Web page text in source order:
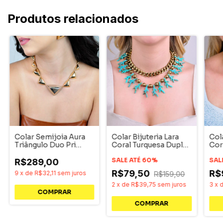
Produtos relacionados
Colar Semijoia Aura
Triângulo Duo Pri
R$289,00
9 x de R$32,11 sem juros
Colar Bijuteria Lara
Coral Turquesa Duplo
SALE ATÉ 60%
R$79,50 R$159,00
2 x de R$39,75 sem juros 3 x